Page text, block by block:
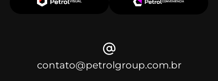
contato@petrolgroup.com.br